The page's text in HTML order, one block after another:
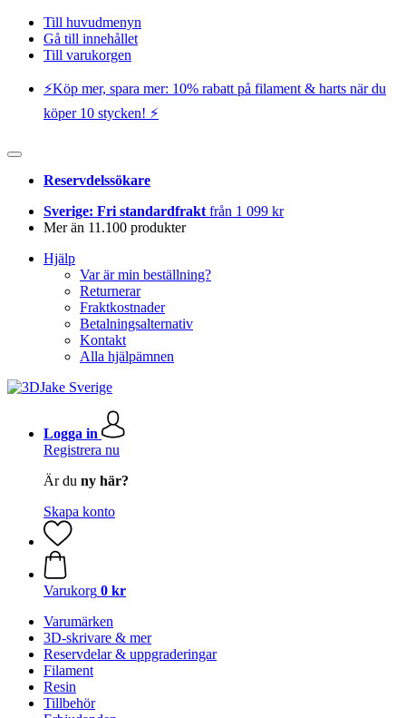
Till huvudmenyn
Gå till innehållet
Till varukorgen
⚡️Köp mer, spara mer: 10% rabatt på filament & harts när du
köper 10 stycken! ⚡️
Reservdelssökare
Sverige: Fri standardfrakt från 1 099 kr
Mer än 11.100 produkter
Hjälp
Var är min beställning?
Returnerar
Fraktkostnader
Betalningsalternativ
Kontakt
Alla hjälpämnen
Logga in
Registrera nu
Är du ny här?
Skapa konto
Varukorg 0 kr
Varumärken
3D-skrivare & mer
Reservdelar & uppgraderingar
Filament
Resin
Tillbehör